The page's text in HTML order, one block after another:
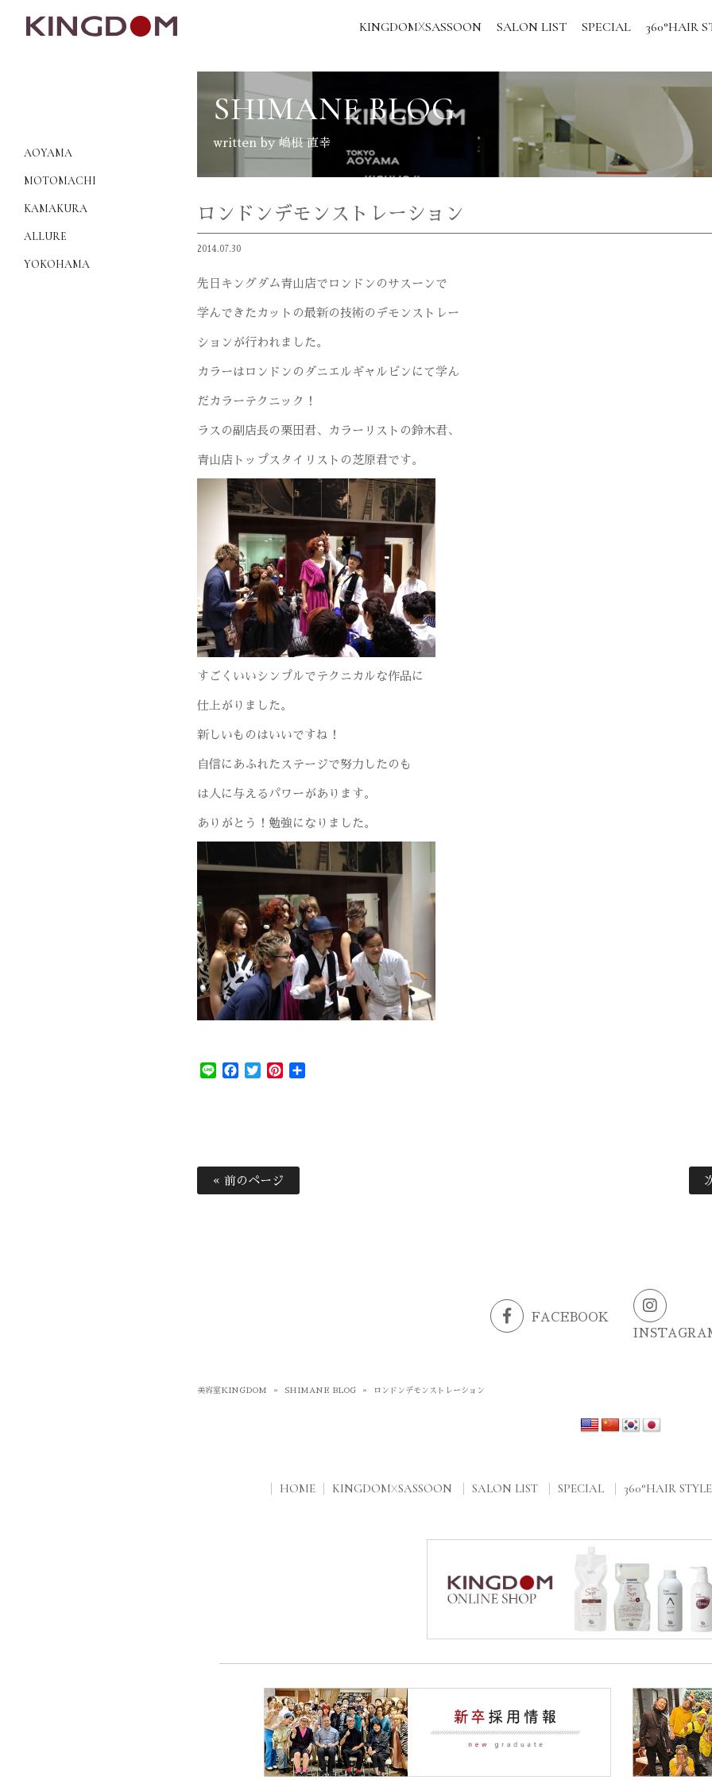
KINGDOMXSASSOON SALON LIST SPECIAL 360°HAIR
AOYAMA
MOTOMACHI
KAMAKURA
ALLURE
YOKOHAMA
SHIMANE BLOG
written by 嶋根 直幸
ロンドンデモンストレーション
2014.07.30
先日キングダム青山店でロンドンのサスーンで
学んできたカットの最新の技術のデモンストレー
ションが行われました。
カラーはロンドンのダニエルギャルビンにて学ん
だカラーテクニック！
ラスの副店長の栗田君、カラーリストの鈴木君、
青山店トップスタイリストの芝原君です。
すごくいいシンプルでテクニカルな作品に
仕上がりました。
新しいものはいいですね！
自信にあふれたステージで努力したのも
は人に与えるパワーがあります。
ありがとう！勉強になりました。
Line Facebook
TwitterPinterest
« 前のページ
FACEBOOK
美容室KINGDOM » SHIMANE BLOG » ロンドンデモンストレーション
HOME KINGDOMXSASSOON SALON LIST SPECIAL 360°HAIR STYLE